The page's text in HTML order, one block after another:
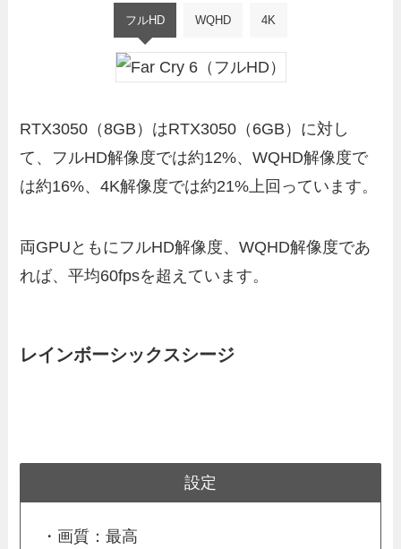
フルHD WQHD 4K
RTX3050（8GB）はRTX3050（6GB）に対し
て、フルHD解像度では約12%、WQHD解像度で
は約16%、4K解像度では約21%上回っています。
両GPUともにフルHD解像度、WQHD解像度であ
れば、平均60fpsを超えています。
レインボーシックスシージ
設定
・画質：最高